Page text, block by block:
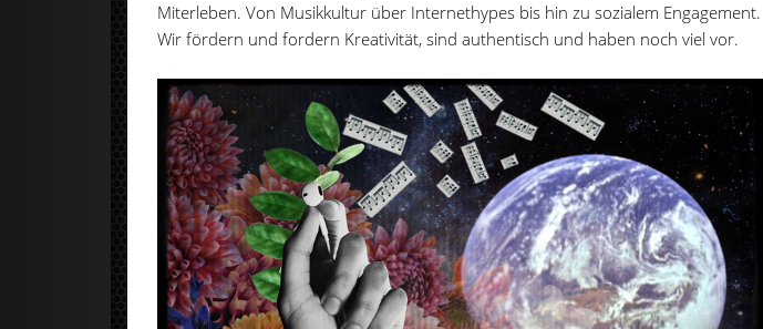
Miterleben. Von Musikkultur über Internethypes bis hin zu sozialem Engagement.
Wir fördern und fordern Kreativität, sind authentisch und haben noch viel vor.